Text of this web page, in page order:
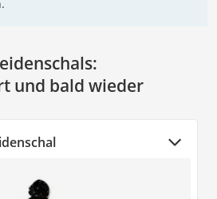
und bald wieder